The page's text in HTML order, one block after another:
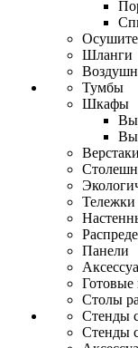
Шланги
Тумбы
Шкафы
Верстаки
Тележки
Панели
Готовые
Столы
Стенды
Стенды